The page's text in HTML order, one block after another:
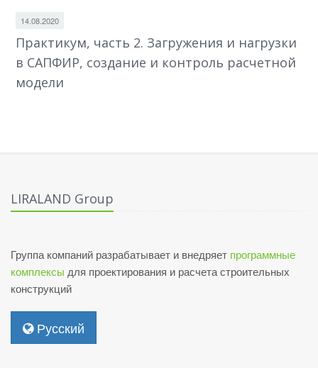
14.08.2020
Практикум, часть 2. Загружения и нагрузки
в САПФИР, создание и контроль расчетной
модели
LIRALAND Group
Группа компаний разрабатывает и внедряет программные
комплексы для проектирования и расчета строительных
конструкций
Русский